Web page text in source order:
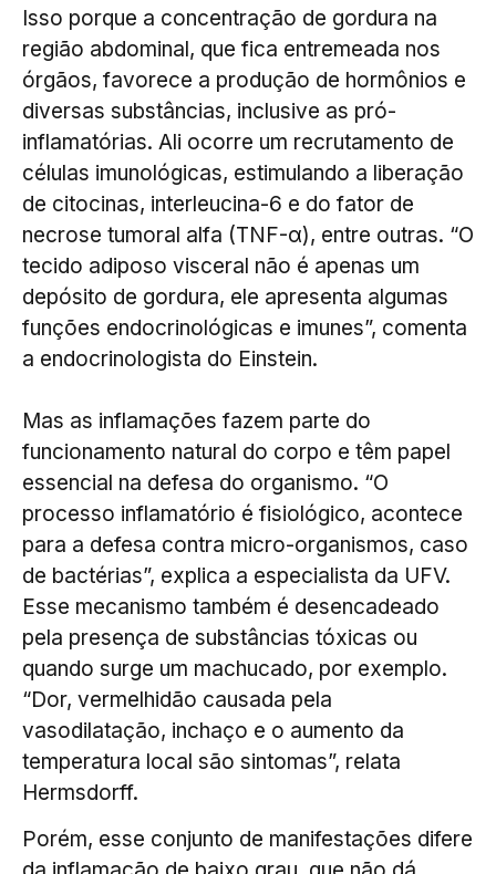
Isso porque a concentração de gordura na
região abdominal, que fica entremeada nos
órgãos, favorece a produção de hormônios e
diversas substâncias, inclusive as pró-
inflamatórias. Ali ocorre um recrutamento de
células imunológicas, estimulando a liberação
de citocinas, interleucina-6 e do fator de
necrose tumoral alfa (TNF-α), entre outras. “O
tecido adiposo visceral não é apenas um
depósito de gordura, ele apresenta algumas
funções endocrinológicas e imunes”, comenta
a endocrinologista do Einstein.
Mas as inflamações fazem parte do
funcionamento natural do corpo e têm papel
essencial na defesa do organismo. “O
processo inflamatório é fisiológico, acontece
para a defesa contra micro-organismos, caso
de bactérias”, explica a especialista da UFV.
Esse mecanismo também é desencadeado
pela presença de substâncias tóxicas ou
quando surge um machucado, por exemplo.
“Dor, vermelhidão causada pela
vasodilatação, inchaço e o aumento da
temperatura local são sintomas”, relata
Hermsdorff.
Porém, esse conjunto de manifestações difere